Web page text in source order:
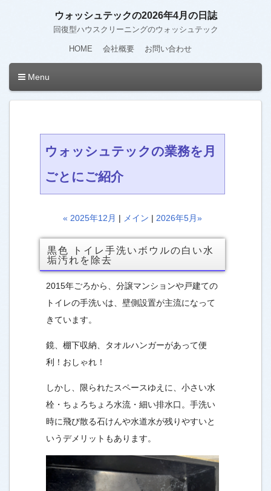
ウォッシュテックの2026年4月の日誌
回復型ハウスクリーニングのウォッシュテック
HOME 会社概要 お問い合わせ
Menu
ウォッシュテックの業務を月
ごとにご紹介
« 2025年12月 | メイン | 2026年5月»
黒色 トイレ手洗いボウルの白い水
垢汚れを除去
2015年ごろから、分譲マンションや戸建ての
トイレの手洗いは、壁側設置が主流になって
きています。
鏡、棚下収納、タオルハンガーがあって便
利！おしゃれ！
しかし、限られたスペースゆえに、小さい水
栓・ちょろちょろ水流・細い排水口。手洗い
時に飛び散る石けんや水道水が残りやすいと
いうデメリットもあります。